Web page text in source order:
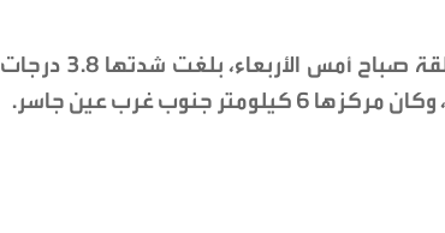
يأتي ذلك بعد هزة أرضية أولى ضربت المنطقة صباح أمس الأربعاء، بلغت شدتها 3.8 درجات